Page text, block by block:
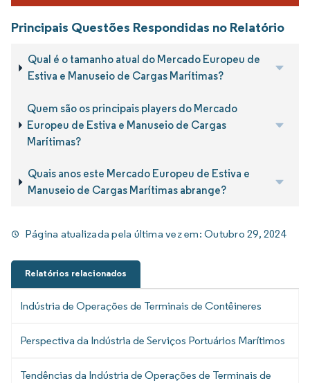
Principais Questões Respondidas no Relatório
Qual é o tamanho atual do Mercado Europeu de
Estiva e Manuseio de Cargas Marítimas?
Quem são os principais players do Mercado
Europeu de Estiva e Manuseio de Cargas
Marítimas?
Quais anos este Mercado Europeu de Estiva e
Manuseio de Cargas Marítimas abrange?
Página atualizada pela última vez em:Outubro 29, 2024
Relatórios relacionados
Indústria de Operações de Terminais de Contêineres
Perspectiva da Indústria de Serviços Portuários Marítimos
Tendências da Indústria de Operações de Terminais de